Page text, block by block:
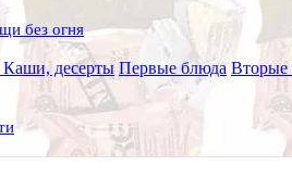
без огня
Каши, десерты Первые блюда Вторые
игла для